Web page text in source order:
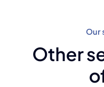
Our
Other